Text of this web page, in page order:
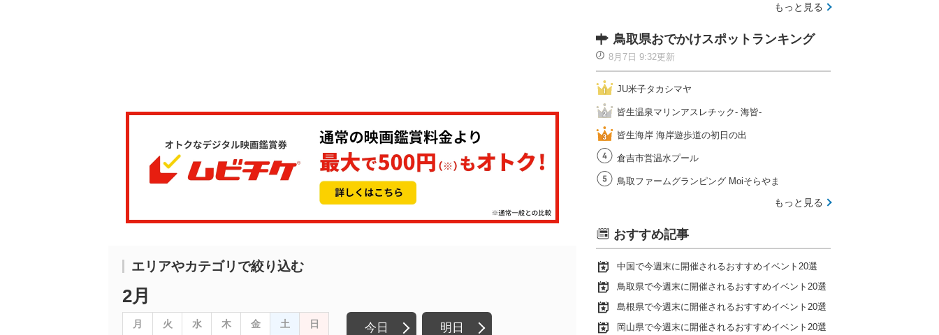
エリアやカテゴリで絞り込む
2月
月 火 水 木 金 土 日 今日 明日
もっと見る
鳥取県おでかけスポットランキング
8月7日 9:32更新
JU米子タカシマヤ
皆生温泉マリンアスレチック- 海皆-
皆生海岸 海岸遊歩道の初日の出
倉吉市営温水プール
鳥取ファームグランピング Moiそらやま
もっと見る
おすすめ記事
中国で今週末に開催されるおすすめイベント20選
鳥取県で今週末に開催されるおすすめイベント20選
島根県で今週末に開催されるおすすめイベント20選
岡山県で今週末に開催されるおすすめイベント20選